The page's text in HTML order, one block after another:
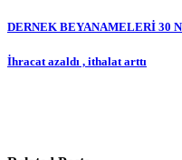
Yazı
gezinmesi
DERNEK BEYANAMELERİ 30
İhracat azaldı , ithalat arttı